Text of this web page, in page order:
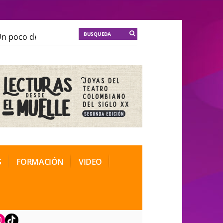
poco de locura para la cordura
de Teatro Rosa
FORMACIÓN VIDEO
TikTok